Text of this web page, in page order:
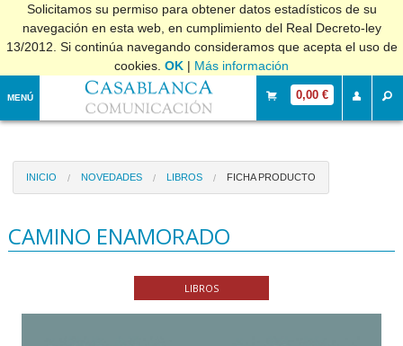
Solicitamos su permiso para obtener datos estadísticos de su
navegación en esta web, en cumplimiento del Real Decreto-ley
13/2012. Si continúa navegando consideramos que acepta el uso de
cookies. OK | Más información
MENÚ 0,00 €
INICIO NOVEDADES LIBROS FICHA PRODUCTO
CAMINO ENAMORADO
LIBROS